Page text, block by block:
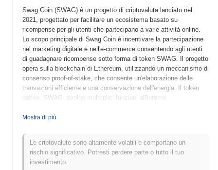
Swag Coin (SWAG) è un progetto di criptovaluta lanciato nel
2021, progettato per facilitare un ecosistema basato su
ricompense per gli utenti che partecipano a varie attività online.
Lo scopo principale di Swag Coin è incentivare la partecipazione
nel marketing digitale e nell'e-commerce consentendo agli utenti
di guadagnare ricompense sotto forma di token SWAG. Il progetto
opera sulla blockchain di Ethereum, utilizzando un meccanismo di
consenso proof-of-stake, che consente un'elaborazione delle
transazioni efficiente e una conservazione dell'energia. Il token
nativo, SWAG, svolge molteplici funzioni all'interno
transazione e potenziali ruoli di governance nello sviluppo futuro.
piattaforme online popolari, consentendo agli utenti di guadagnare
token attraverso attività quotidiane come lo shopping, il
completamento di sondaggi e l'interazione con contenuti. Questo
approccio unico posiziona Swag Coin come un attore significativo
Mostra di più
Le criptovalute sono altamente volatili e comportano un
rischio significativo. Potresti perdere parte o tutto il tuo
investimento.